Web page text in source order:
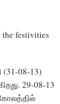
the festivities
08-13)
29-08-13